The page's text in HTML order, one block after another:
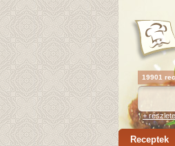
19901
+
Receptek